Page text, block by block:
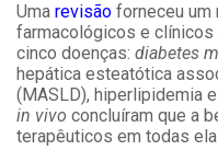
Uma revisão forneceu um
farmacológicos e clínicos
cinco doenças: diabetes
hepática esteatótica
(MASLD), hiperlipidemia
in vivo concluíram que a
terapêuticos em todas